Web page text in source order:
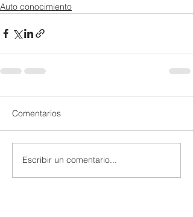
Auto conocimiento
Comentarios
Escribir un comentario...